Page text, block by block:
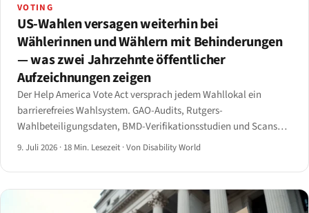
VOTING
US-Wahlen versagen weiterhin bei
Wählerinnen und Wählern mit Behinderungen
— was zwei Jahrzehnte öffentlicher
Aufzeichnungen zeigen
Der Help America Vote Act versprach jedem Wahllokal ein
barrierefreies Wahlsystem. GAO-Audits, Rutgers-
Wahlbeteiligungsdaten, BMD-Verifikationsstudien und Scans
der Wählerregistrierung zeigen die verbleibende Lücke — und die
9. Juli 2026 · 18 Min. Lesezeit ·Von Disability World